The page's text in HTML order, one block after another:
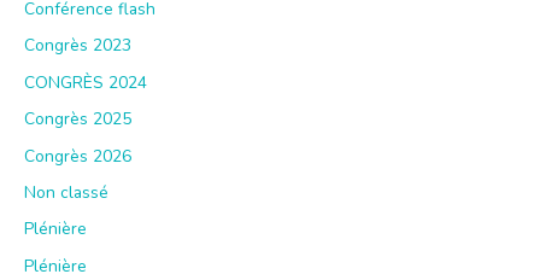
Conférence flash
Congrès 2023
CONGRÈS 2024
Congrès 2025
Congrès 2026
Non classé
Plénière
Plénière